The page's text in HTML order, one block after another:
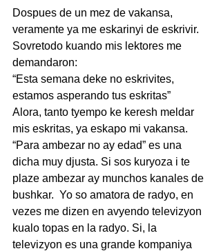
Dospues de un mez de vakansa,
veramente ya me eskarinyi de eskrivir.
Sovretodo kuando mis lektores me
demandaron:
“Esta semana deke no eskrivites,
estamos asperando tus eskritas”
Alora, tanto tyempo ke keresh meldar
mis eskritas, ya eskapo mi vakansa.
“Para ambezar no ay edad” es una
dicha muy djusta. Si sos kuryoza i te
plaze ambezar ay munchos kanales de
bushkar.  Yo so amatora de radyo, en
vezes me dizen en avyendo televizyon
kualo topas en la radyo. Si, la
televizyon es una grande kompaniya